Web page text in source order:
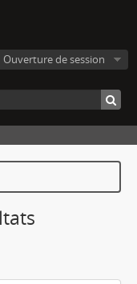
Ouverture de session